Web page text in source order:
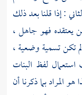
: إذا قلنا بعد ذلك
يعتقده فهو جاهل ،
لم تكن تسمية وضعية ،
استعمال لفظ البنات
بما ذكرنا أن